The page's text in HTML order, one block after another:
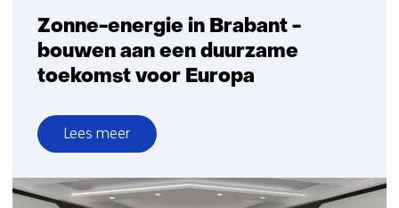
Zonne-energie in Brabant -
bouwen aan een duurzame
toekomst voor Europa
Lees meer
over
Zonne-
energie